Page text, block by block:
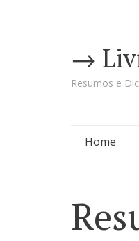
→
Resumos e
Pular
conteúdo
Home